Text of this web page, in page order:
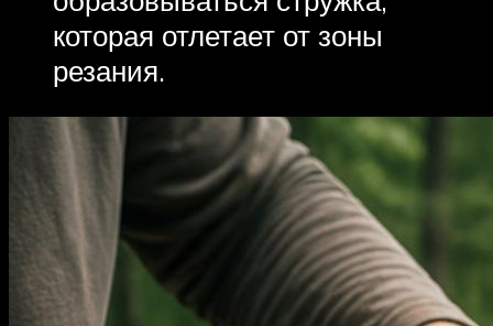
которая отлетает от зоны
резания.